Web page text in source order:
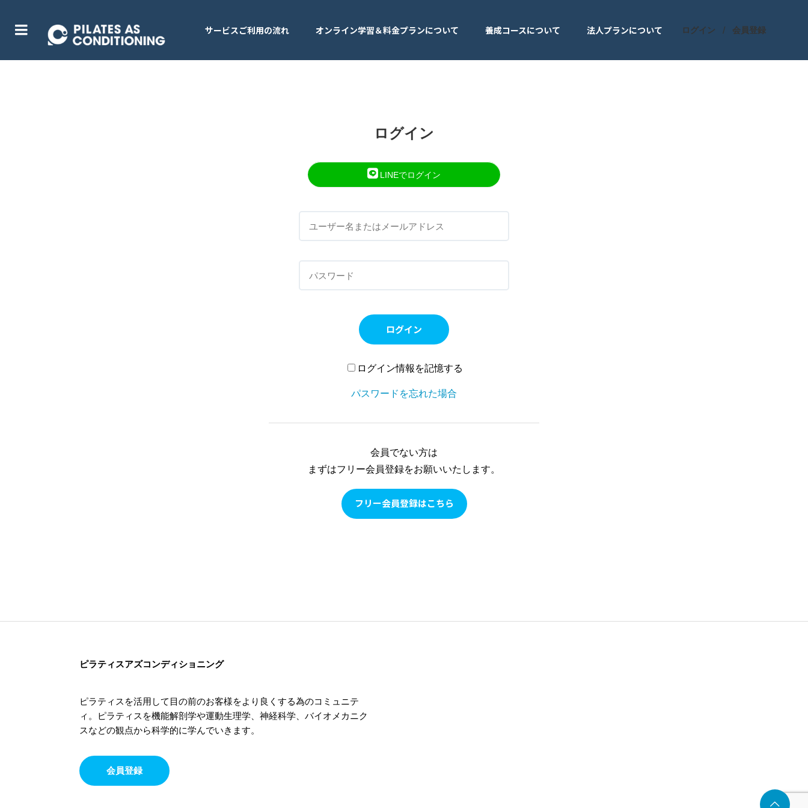
サービスご利用の流れ オンライン学習＆料金プランについて 養成コースについて 法人プランについて ログイン 会員登録
ログイン
LINEでログイン
ログイン
ログイン情報を記憶する
パスワードを忘れた場合
会員でない方は
まずはフリー会員登録をお願いいたします。
フリー会員登録はこちら
ピラティスアズコンディショニング
ピラティスを活用して目の前のお客様をより良くする為のコミュニテ
ィ。ピラティスを機能解剖学や運動生理学、神経科学、バイオメカニク
スなどの観点から科学的に学んでいきます。
会員登録